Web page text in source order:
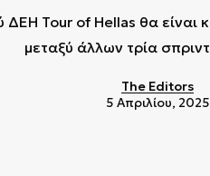
Tour of Hellas θα είναι
μεταξύ άλλων τρία
The Editors
5 Απριλίου, 2025